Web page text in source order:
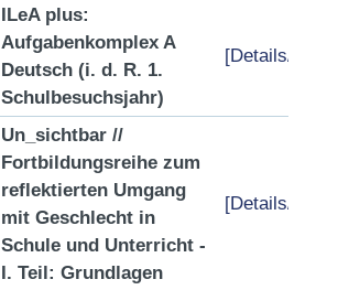
ILeA plus:
Aufgabenkomplex A
Deutsch (i. d. R. 1.
Schulbesuchsjahr)
[Details/
Un_sichtbar //
Fortbildungsreihe zum
reflektierten Umgang
mit Geschlecht in
Schule und Unterricht -
I. Teil: Grundlagen
[Details/